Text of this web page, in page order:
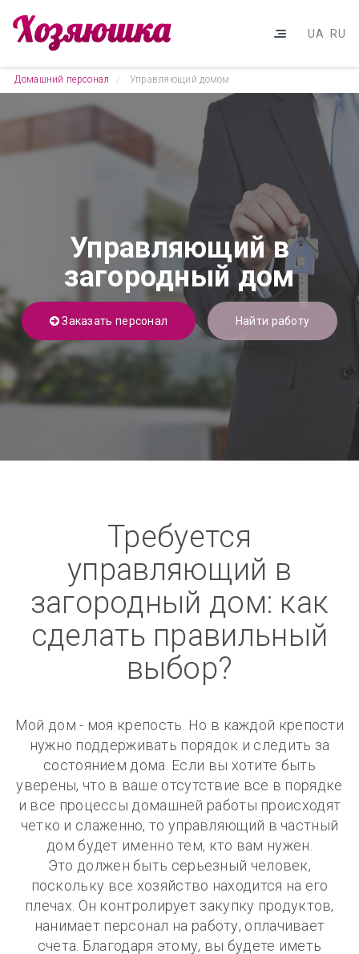
UA RU
Домашний персонал Управляющий домом
Управляющий в
загородный дом
Заказать персонал Найти работу
Требуется
управляющий в
загородный дом: как
сделать правильный
выбор?
Мой дом - моя крепость. Но в каждой крепости
нужно поддерживать порядок и следить за
состоянием дома. Если вы хотите быть
уверены, что в ваше отсутствие все в порядке
и все процессы домашней работы происходят
четко и слаженно, то управляющий в частный
дом будет именно тем, кто вам нужен.
Это должен быть серьезный человек,
поскольку все хозяйство находится на его
плечах. Он контролирует закупку продуктов,
нанимает персонал на работу, оплачивает
счета. Благодаря этому, вы будете иметь